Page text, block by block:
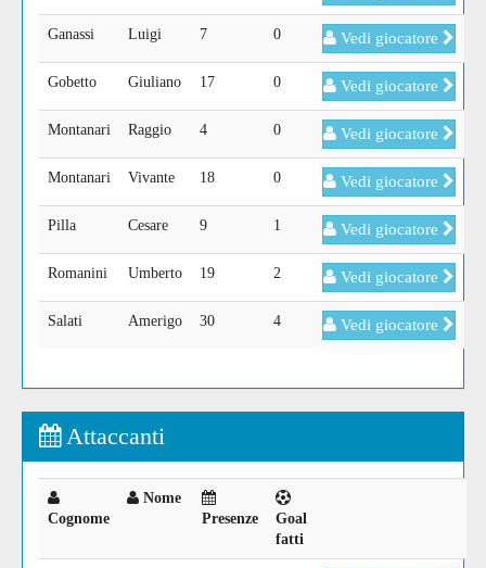
Ganassi Luigi 7 0 Vedi giocatore
Gobetto Giuliano 17 0 Vedi giocatore
Montanari Raggio 4 0 Vedi giocatore
Montanari Vivante 18 0 Vedi giocatore
Pilla Cesare 9 1 Vedi giocatore
Romanini Umberto 19 2 Vedi giocatore
Salati Amerigo 30 4 Vedi giocatore
Attaccanti
Cognome
Nome
Presenze
Goal
fatti